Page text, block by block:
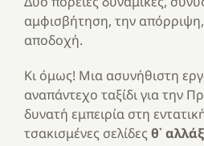
αμφισβήτηση, την απόρριψη,
αποδοχή.
Κι όμως! Μια ασυνήθιστη
αναπάντεχο ταξίδι για την
δυνατή εμπειρία στη
τσακισμένες σελίδες θ᾿